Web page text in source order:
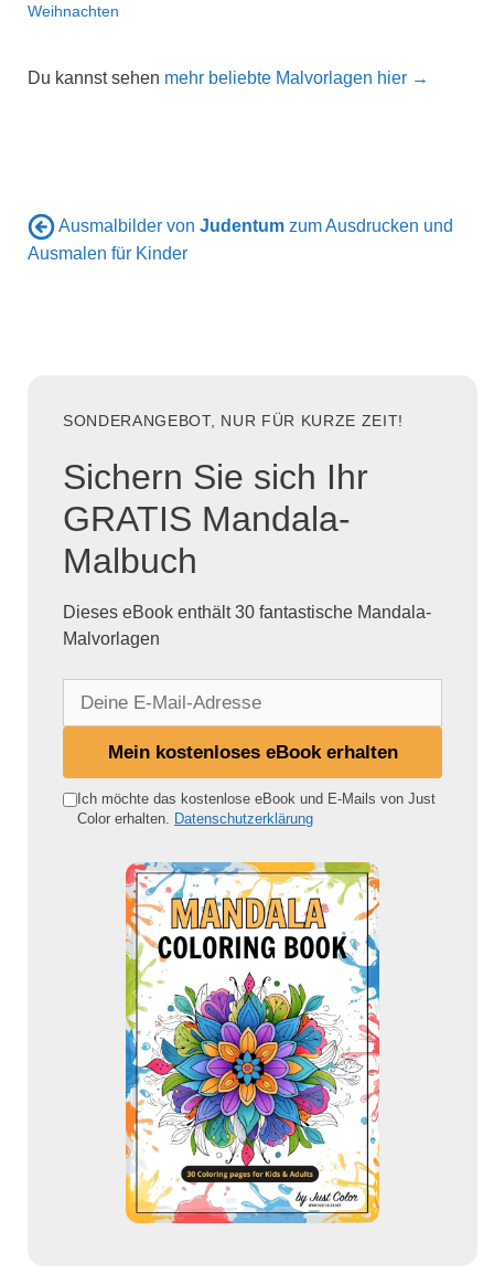
Weihnachten
Du kannst sehen mehr beliebte Malvorlagen hier →
Ausmalbilder von Judentum zum Ausdrucken und
Ausmalen für Kinder
SONDERANGEBOT, NUR FÜR KURZE ZEIT!
Sichern Sie sich Ihr
GRATIS Mandala-
Malbuch
Dieses eBook enthält 30 fantastische Mandala-
Malvorlagen
e
Mein kostenloses eBook erhalten
Ich möchte das kostenlose eBook und E-Mails von Just
Color erhalten. Datenschutzerklärung